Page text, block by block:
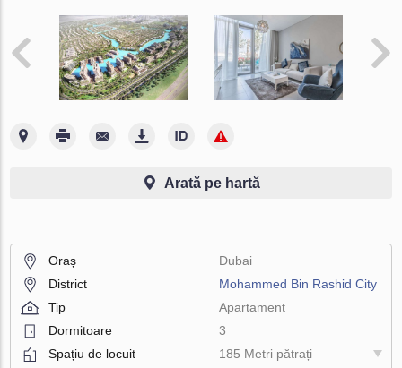
Arată pe hartă
Oraș
Dubai
District
Mohammed Bin Rashid City
Tip
Apartament
Dormitoare
3
Spațiu de locuit
185 Metri pătrați